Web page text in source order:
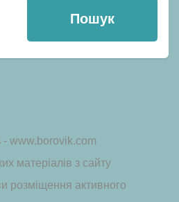
www.borovik.com
матеріалів з сайту
розміщення активного